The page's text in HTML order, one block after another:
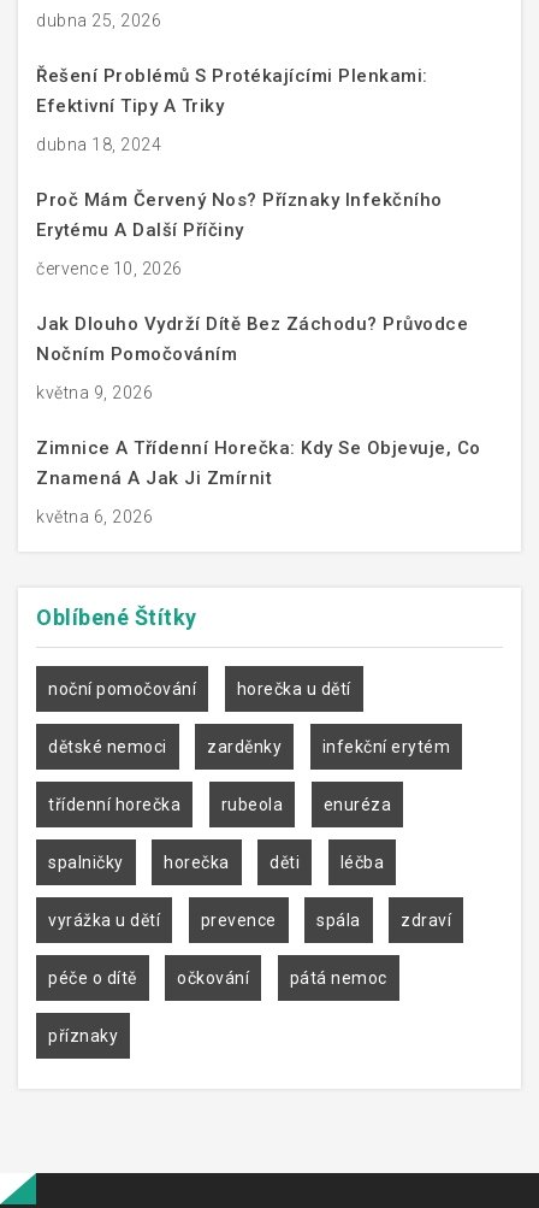
dubna 25, 2026
Řešení Problémů S Protékajícími Plenkami:
Efektivní Tipy A Triky
dubna 18, 2024
Proč Mám Červený Nos? Příznaky Infekčního
Erytému A Další Příčiny
července 10, 2026
Jak Dlouho Vydrží Dítě Bez Záchodu? Průvodce
Nočním Pomočováním
května 9, 2026
Zimnice A Třídenní Horečka: Kdy Se Objevuje, Co
Znamená A Jak Ji Zmírnit
května 6, 2026
Oblíbené Štítky
noční pomočování horečka u dětí
dětské nemoci zarděnky infekční erytém
třídenní horečka rubeola enuréza
spalničky horečka děti léčba
vyrážka u dětí prevence spála zdraví
péče o dítě očkování pátá nemoc
příznaky